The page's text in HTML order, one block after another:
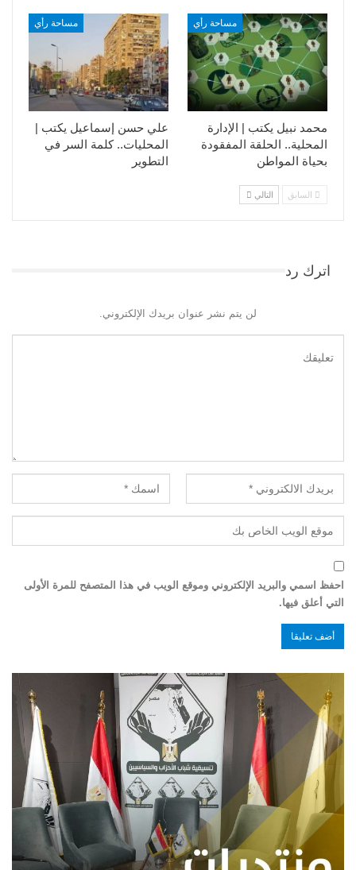
مساحة رأي
علي حسن إسماعيل يكتب |
المحليات.. كلمة السر في
التطوير​
مساحة رأي
محمد نبيل يكتب | الإدارة
المحلية.. الحلقة المفقودة
بحياة المواطن
السابق التالي
اترك رد
لن يتم نشر عنوان بريدك الإلكتروني.
احفظ اسمي والبريد الإلكتروني وموقع الويب في هذا المتصفح للمرة الأولى
التي أعلق فيها.